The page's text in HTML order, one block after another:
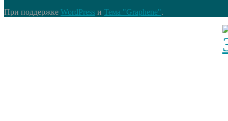
При поддержке WordPress и Тема "Graphene".